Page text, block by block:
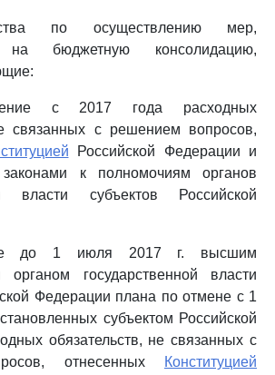
по осуществлению мер,
на бюджетную консолидацию,
с 2017 года расходных
связанных с решением вопросов,
Российской Федерации и
к полномочиям органов
власти субъектов Российской
до 1 июля 2017 г. высшим
органом государственной власти
Федерации плана по отмене с 1
субъектом Российской
обязательств, не связанных с
отнесенных
Конституцией